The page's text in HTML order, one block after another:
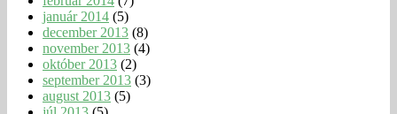
január 2014 (5)
december 2013 (8)
november 2013 (4)
október 2013 (2)
september 2013 (3)
august 2013 (5)